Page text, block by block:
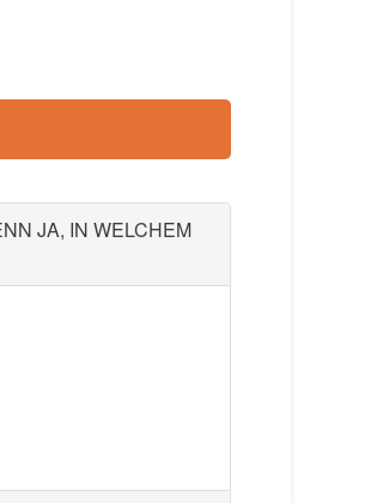
JA, IN WELCHEM